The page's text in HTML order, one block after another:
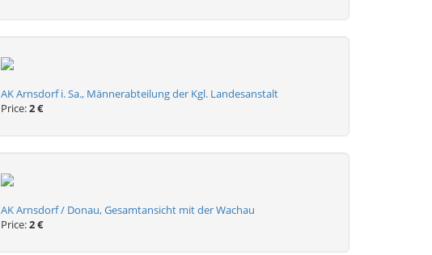
AK Arnsdorf i. Sa., Männerabteilung der Kgl. Landesanstalt
Price:2 €
AK Arnsdorf / Donau, Gesamtansicht mit der Wachau
Price:2 €